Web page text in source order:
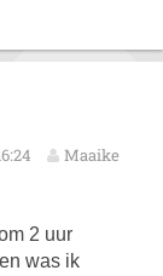
Maaike
2 uur
was ik